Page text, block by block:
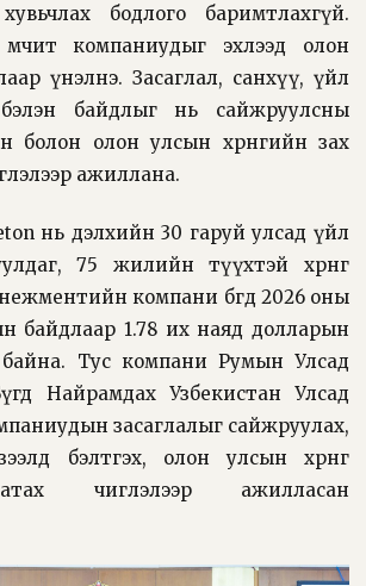
бодлого баримтлахгүй.
компаниудыг эхлээд олон
үнэлнэ. Засаглал, санхүү, үйл
байдлыг нь сайжруулсны
болон олон улсын хөрөнгийн зах
ажиллана.
нь дэлхийн 30 гаруй улсад үйл
75 жилийн түүхтэй хөрөнгө
компани бөгөөд 2026 оны
байдлаар 1.78 их наяд долларын
байна. Тус компани Румын Улсад
Найрамдах Узбекистан Улсад
засаглалыг сайжруулах,
бэлтгэх, олон улсын хөрөнгө
чиглэлээр ажилласан